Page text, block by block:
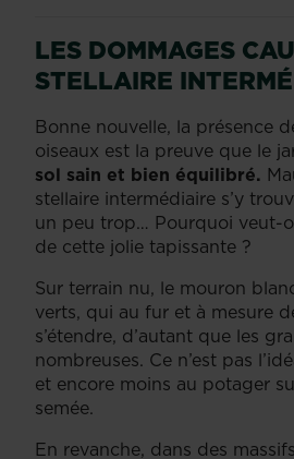
LES DOMMAGES
STELLAIRE
Bonne nouvelle, la présence
oiseaux est la preuve que le
sol sain et bien équilibré.
stellaire intermédiaire s’y
un peu trop… Pourquoi veut-
de cette jolie tapissante ?
Sur terrain nu, le mouron
verts, qui au fur et à mesure
s’étendre, d’autant que les
nombreuses. Ce n’est pas
et encore moins au potager
semée.
En revanche, dans des